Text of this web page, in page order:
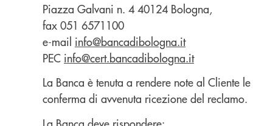
Piazza Galvani n. 4 40124 Bologna,
fax 051 6571100
e-mail info@bancadibologna.it
PEC info@cert.bancadibologna.it
La Banca è tenuta a rendere note al Cliente
conferma di avvenuta ricezione del reclamo.